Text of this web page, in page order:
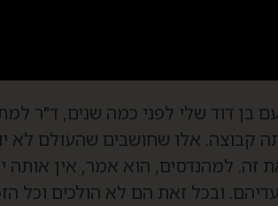
בן דוד שלי לפני כמה שנים, ד"ר
קבוצה. אלו שחושבים שהעולם לא
למהנדסים, הוא אמר, אין אותה
ובכל זאת הם לא הולכים וכל